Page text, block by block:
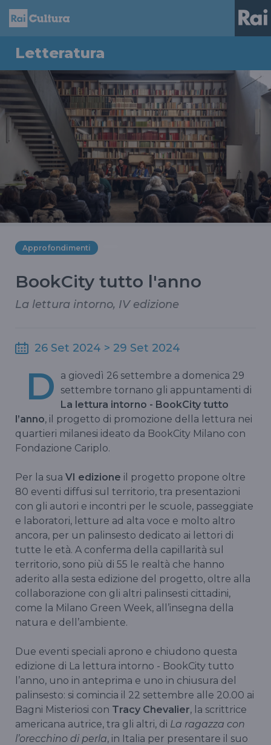
Letteratura
Approfondimenti
BookCity tutto l'anno
La lettura intorno, IV edizione
26 Set 2024 > 29 Set 2024
D
a giovedì 26 settembre a domenica 29
settembre tornano gli appuntamenti di
La lettura intorno - BookCity tutto
l’anno, il progetto di promozione della lettura nei
quartieri milanesi ideato da BookCity Milano con
Fondazione Cariplo.
Per la sua VI edizione il progetto propone oltre
80 eventi diffusi sul territorio, tra presentazioni
con gli autori e incontri per le scuole, passeggiate
e laboratori, letture ad alta voce e molto altro
ancora, per un palinsesto dedicato ai lettori di
tutte le età. A conferma della capillarità sul
territorio, sono più di 55 le realtà che hanno
aderito alla sesta edizione del progetto, oltre alla
collaborazione con gli altri palinsesti cittadini,
come la Milano Green Week, all’insegna della
natura e dell’ambiente.
Due eventi speciali aprono e chiudono questa
edizione di La lettura intorno - BookCity tutto
l’anno, uno in anteprima e uno in chiusura del
palinsesto: si comincia il 22 settembre alle 20.00 ai
Bagni Misteriosi con Tracy Chevalier, la scrittrice
americana autrice, tra gli altri, di La ragazza con
l’orecchino di perla, in Italia per presentare il suo